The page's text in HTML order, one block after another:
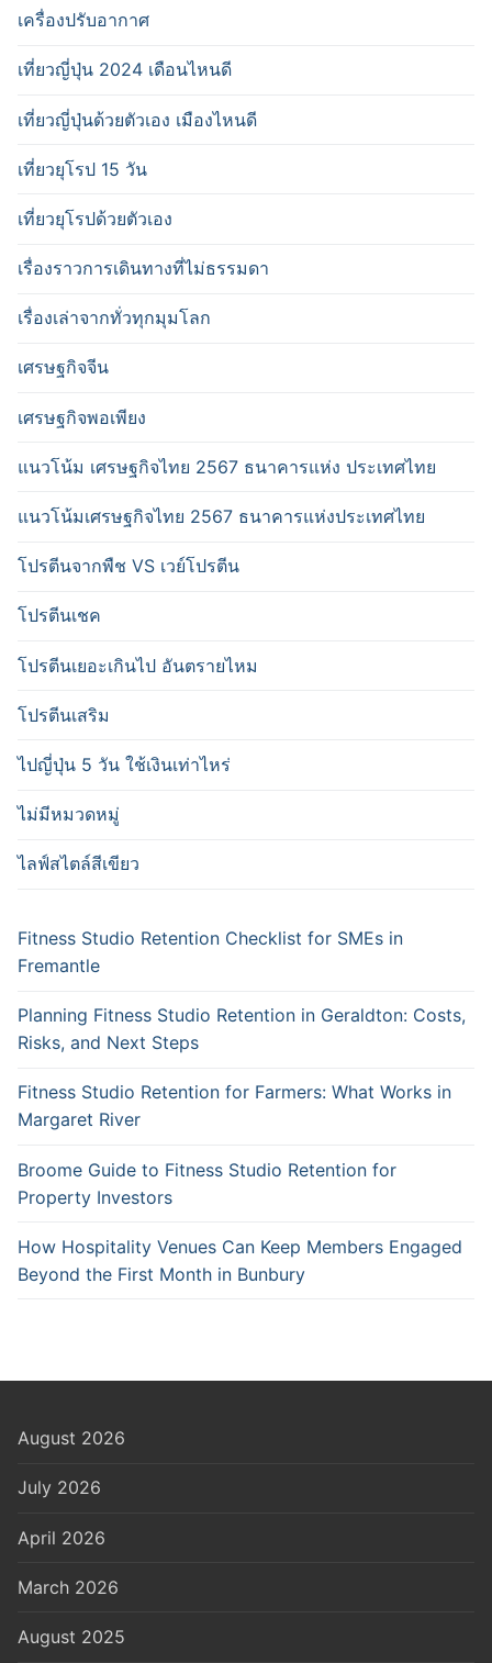
เครื่องปรับอากาศ
เที่ยวญี่ปุ่น 2024 เดือนไหนดี
เที่ยวญี่ปุ่นด้วยตัวเอง เมืองไหนดี
เที่ยวยุโรป 15 วัน
เที่ยวยุโรปด้วยตัวเอง
เรื่องราวการเดินทางที่ไม่ธรรมดา
เรื่องเล่าจากทั่วทุกมุมโลก
เศรษฐกิจจีน
เศรษฐกิจพอเพียง
แนวโน้ม เศรษฐกิจไทย 2567 ธนาคารแห่ง ประเทศไทย
แนวโน้มเศรษฐกิจไทย 2567 ธนาคารแห่งประเทศไทย
โปรตีนจากพืช VS เวย์โปรตีน
โปรตีนเชค
โปรตีนเยอะเกินไป อันตรายไหม
โปรตีนเสริม
ไปญี่ปุ่น 5 วัน ใช้เงินเท่าไหร่
ไม่มีหมวดหมู่
ไลฟ์สไตล์สีเขียว
Fitness Studio Retention Checklist for SMEs in
Fremantle
Planning Fitness Studio Retention in Geraldton: Costs,
Risks, and Next Steps
Fitness Studio Retention for Farmers: What Works in
Margaret River
Broome Guide to Fitness Studio Retention for
Property Investors
How Hospitality Venues Can Keep Members Engaged
Beyond the First Month in Bunbury
August 2026
July 2026
April 2026
March 2026
August 2025